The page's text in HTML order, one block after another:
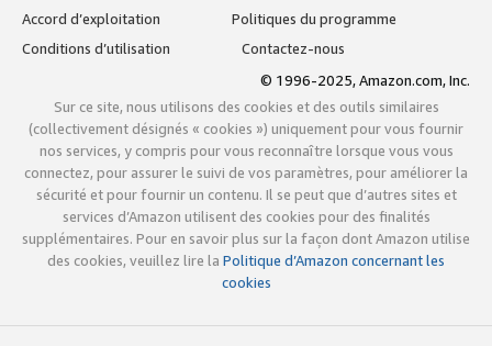
Accord d’exploitation
Politiques du programme
Conditions d’utilisation
Contactez-nous
© 1996-2025, Amazon.com, Inc.
Sur ce site, nous utilisons des cookies et des outils similaires
(collectivement désignés « cookies ») uniquement pour vous fournir
nos services, y compris pour vous reconnaître lorsque vous vous
connectez, pour assurer le suivi de vos paramètres, pour améliorer la
sécurité et pour fournir un contenu. Il se peut que d’autres sites et
services d’Amazon utilisent des cookies pour des finalités
supplémentaires. Pour en savoir plus sur la façon dont Amazon utilise
des cookies, veuillez lire la Politique d’Amazon concernant les
cookies